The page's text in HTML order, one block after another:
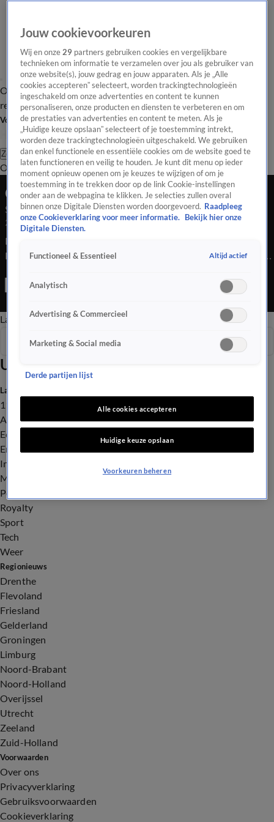
Overzicht Laatste nieuws Regionieuws Het beste van Hart
Tip de
redactie
Volg Hart van Nederland
Zoeken
OverzichtRegioUitzendingenWeerTip de redactiePanelVideo's
Ochtend Editie
Seizoen 2025, aflevering 5629
28 okt 2025, 11:00
Bekijk aflevering 5629 van Hart van Nederland - Ochtend
Editie uit seizoen 2025 hier. Deze aflevering is uitgezonden op
Editie is een Nieuws programma
Late EditieOchtend EditieVroege Editie
Uitzendingen
Seizoen 2025
Laatste nieuws
112
Advies & Tips
Economie
Entertainment
Infrastructuur
Milieu en Gezondheid
Politiek
Royalty
Sport
Tech
Weer
Regionieuws
Drenthe
Flevoland
Friesland
Gelderland
Groningen
Limburg
Noord-Brabant
Noord-Holland
Overijssel
Utrecht
Zeeland
Zuid-Holland
Voorwaarden
Over ons
Privacyverklaring
Gebruiksvoorwaarden
Cookieverklaring
Jouw cookievoorkeuren
Wij en onze29 partners gebruiken cookies en vergelijkbare
technieken om informatie te verzamelen over jou als gebruiker van
onze website(s), jouw gedrag en jouw apparaten. Als je „Alle
cookies accepteren” selecteert, worden trackingtechnologieën
ingeschakeld om onze advertenties en content te kunnen
personaliseren, onze producten en diensten te verbeteren en om
de prestaties van advertenties en content te meten. Als je
„Huidige keuze opslaan” selecteert of je toestemming intrekt,
worden deze trackingtechnologieën uitgeschakeld. We gebruiken
dan enkel functionele en essentiële cookies om de website goed te
laten functioneren en veilig te houden. Je kunt dit menu op ieder
moment opnieuw openen om je keuzes te wijzigen of om je
toestemming in te trekken door op de link Cookie-instellingen
onder aan de webpagina te klikken. Je selecties zullen overal
binnen onze Digitale Diensten worden doorgevoerd. Raadpleeg
onze Cookieverklaring voor meer informatie.
Bekijk hier onze
Digitale Diensten.
Functioneel & Essentieel Altijd actief
Analytisch
Advertising & Commercieel
Marketing & Social media
Derde partijen lijst
Alle cookies accepteren
Huidige keuze opslaan
Voorkeuren beheren